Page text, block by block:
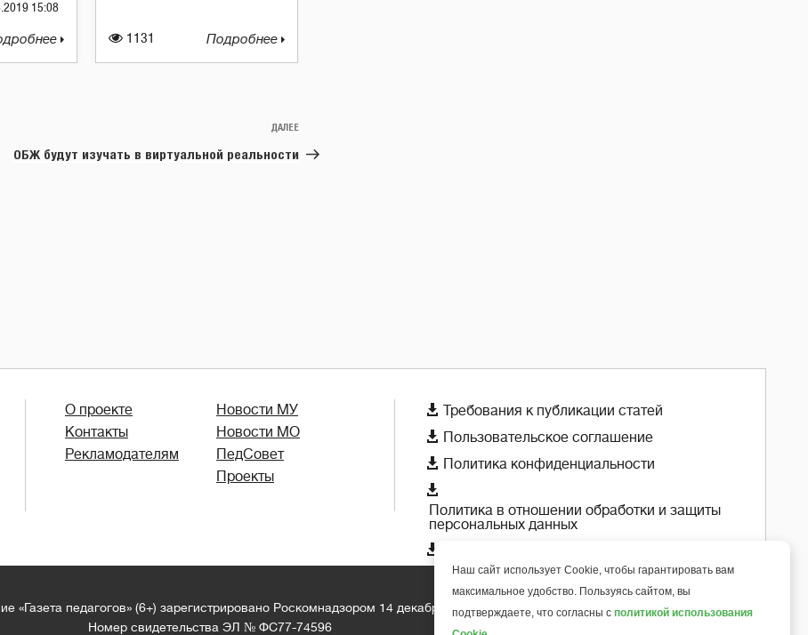
15:08
1131 Подробнее
Следующая
запись
ДАЛЕЕ
ОБЖ будут изучать в виртуальной реальности
О проекте
Контакты
Рекламодателям
Новости МУ
Новости МО
ПедСовет
Проекты
 Требования к публикации статей
 Пользовательское соглашение
 Политика конфиденциальности

Политика в отношении обработки и защиты
персональных данных

«Газета педагогов» (6+) зарегистрировано Роскомнадзором 14 декабря 2018 года
Номер свидетельства ЭЛ № ФС77-74596
6+
Наш сайт использует Cookie, чтобы гарантировать вам
максимальное удобство. Пользуясь сайтом, вы
подтверждаете, что согласны с политикой использования